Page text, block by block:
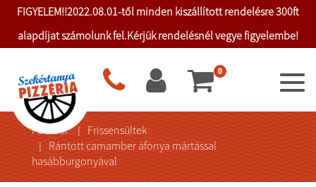
FIGYELEM!!2022.08.01-től minden kiszállított rendelésre 300ft
alapdíjat számolunk fel.Kérjük rendelésnél vegye figyelembe!
0
Főoldal
Frissensültek
Rántott camamber áfonya mártással
hasábburgonyával